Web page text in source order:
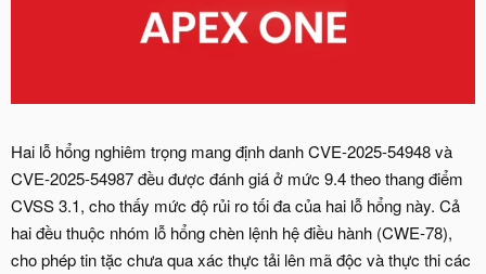
Hai lỗ hổng nghiêm trọng mang định danh CVE-2025-54948 và
CVE-2025-54987 đều được đánh giá ở mức 9.4 theo thang điểm
CVSS 3.1, cho thấy mức độ rủi ro tối đa của hai lỗ hổng này. Cả
hai đều thuộc nhóm lỗ hổng chèn lệnh hệ điều hành (CWE-78),
cho phép tin tặc chưa qua xác thực tải lên mã độc và thực thi các